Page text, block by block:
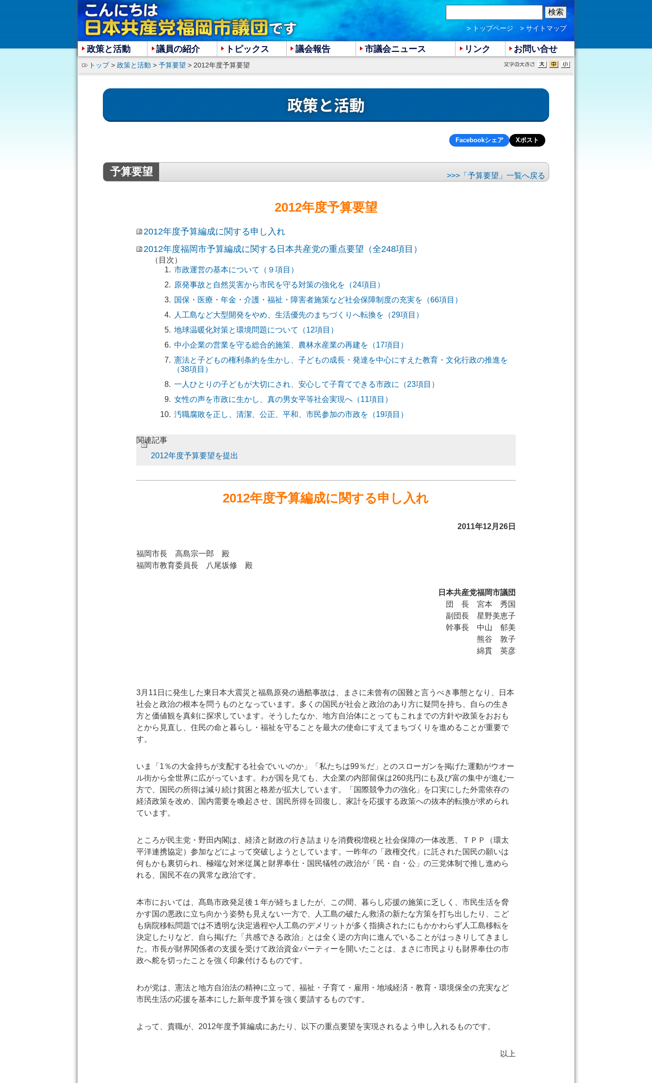
トップ> 政策と活動 > 予算要望 > 2012年度予算要望
政策と活動
Facebookシェア Xポスト
予算要望 「予算要望」一覧へ戻る
2012年度予算要望
2012年度予算編成に関する申し入れ
2012年度福岡市予算編成に関する日本共産党の重点要望（全248項目）
（目次）
市政運営の基本について（９項目）
原発事故と自然災害から市民を守る対策の強化を（24項目）
国保・医療・年金・介護・福祉・障害者施策など社会保障制度の充実を（66項目）
人工島など大型開発をやめ、生活優先のまちづくりへ転換を（29項目）
地球温暖化対策と環境問題について（12項目）
中小企業の営業を守る総合的施策、農林水産業の再建を（17項目）
憲法と子どもの権利条約を生かし、子どもの成長・発達を中心にすえた教育・文化行政の推進を
（38項目）
一人ひとりの子どもが大切にされ、安心して子育てできる市政に（23項目）
女性の声を市政に生かし、真の男女平等社会実現へ（11項目）
汚職腐敗を正し、清潔、公正、平和、市民参加の市政を（19項目）
関連記事
2012年度予算要望を提出
2012年度予算編成に関する申し入れ
2011年12月26日
福岡市長 高島宗一郎 殿
福岡市教育委員長 八尾坂修 殿
日本共産党福岡市議団
団 長 宮本 秀国
副団長 星野美恵子
幹事長 中山 郁美
熊谷 敦子
綿貫 英彦
3月11日に発生した東日本大震災と福島原発の過酷事故は、まさに未曾有の国難と言うべき事態となり、日本
社会と政治の根本を問うものとなっています。多くの国民が社会と政治のあり方に疑問を持ち、自らの生き
方と価値観を真剣に探求しています。そうしたなか、地方自治体にとってもこれまでの方針や政策をおおも
とから見直し、住民の命と暮らし・福祉を守ることを最大の使命にすえてまちづくりを進めることが重要で
す。
いま「1％の大金持ちが支配する社会でいいのか」「私たちは99％だ」とのスローガンを掲げた運動がウオー
ル街から全世界に広がっています。わが国を見ても、大企業の内部留保は260兆円にも及び富の集中が進む一
方で、国民の所得は減り続け貧困と格差が拡大しています。「国際競争力の強化」を口実にした外需依存の
経済政策を改め、国内需要を喚起させ、国民所得を回復し、家計を応援する政策への抜本的転換が求められ
ています。
ところが民主党・野田内閣は、経済と財政の行き詰まりを消費税増税と社会保障の一体改悪、ＴＰＰ（環太
平洋連携協定）参加などによって突破しようとしています。一昨年の「政権交代」に託された国民の願いは
何もかも裏切られ、極端な対米従属と財界奉仕・国民犠牲の政治が「民・自・公」の三党体制で推し進めら
れる、国民不在の異常な政治です。
本市においては、髙島市政発足後１年が経ちましたが、この間、暮らし応援の施策に乏しく、市民生活を脅
かす国の悪政に立ち向かう姿勢も見えない一方で、人工島の破たん救済の新たな方策を打ち出したり、こど
も病院移転問題では不透明な決定過程や人工島のデメリットが多く指摘されたにもかかわらず人工島移転を
決定したりなど、自ら掲げた「共感できる政治」とは全く逆の方向に進んでいることがはっきりしてきまし
た。市長が財界関係者の支援を受けて政治資金パーティーを開いたことは、まさに市民よりも財界奉仕の市
政へ舵を切ったことを強く印象付けるものです。
わが党は、憲法と地方自治法の精神に立って、福祉・子育て・雇用・地域経済・教育・環境保全の充実など
市民生活の応援を基本にした新年度予算を強く要請するものです。
よって、貴職が、2012年度予算編成にあたり、以下の重点要望を実現されるよう申し入れるものです。
以上
政策と活動 議員の紹介 トピックス 議会報告 市議会ニュース リンク お問い合せ
> トップページ > サイトマップ